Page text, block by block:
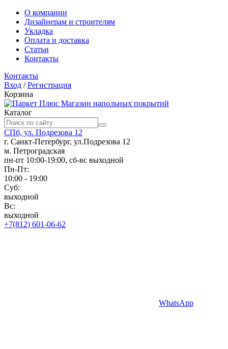
О компании
Дизайнерам и строителям
Укладка
Оплата и доставка
Статьи
Контакты
Контакты
Вход /Регистрация
Корзина
Магазин напольных покрытий
Каталог
СПб, ул. Подрезова 12
г. Санкт-Петербург, ул.Подрезова 12
м. Петроградская
пн-пт 10:00-19:00, сб-вс выходной
Пн-Пт:
10:00 - 19:00
Суб:
выходной
Вс:
выходной
+7(812) 601-06-62
WhatsApp